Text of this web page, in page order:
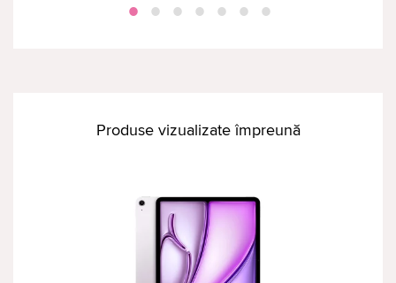
Produse vizualizate împreună